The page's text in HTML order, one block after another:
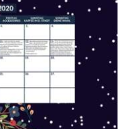
Challenge